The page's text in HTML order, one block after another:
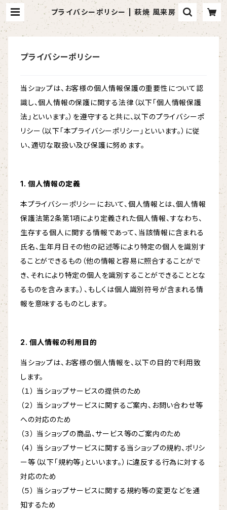
プライバシーポリシー | 萩焼 風来房
プライバシーポリシー
当ショップは、お客様の個人情報保護の重要性について認
識し、個人情報の保護に関する法律（以下「個人情報保護
法」といいます。）を遵守すると共に、以下のプライバシーポ
リシー（以下「本プライバシーポリシー」といいます。）に従
い、適切な取扱い及び保護に努めます。
1. 個人情報の定義
本プライバシーポリシーにおいて、個人情報とは、個人情報
保護法第2条第1項により定義された個人情報、すなわち、
生存する個人に関する情報であって、当該情報に含まれる
氏名、生年月日その他の記述等により特定の個人を識別す
ることができるもの（他の情報と容易に照合することがで
き、それにより特定の個人を識別することができることとな
るものを含みます。）、もしくは個人識別符号が含まれる情
報を意味するものとします。
2. 個人情報の利用目的
当ショップは、お客様の個人情報を、以下の目的で利用致
します。
（１） 当ショップサービスの提供のため
（２） 当ショップサービスに関するご案内、お問い合わせ等
への対応のため
（３） 当ショップの商品、サービス等のご案内のため
（４） 当ショップサービスに関する当ショップの規約、ポリシ
ー等（以下「規約等」といいます。）に違反する行為に対する
対応のため
（５） 当ショップサービスに関する規約等の変更などを通
知するため